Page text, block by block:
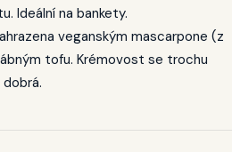
Ideální na bankety.
veganským mascarpone (z
tofu. Krémovost se trochu